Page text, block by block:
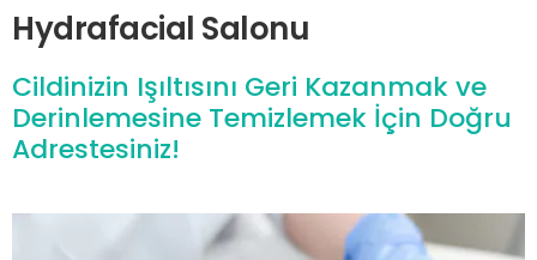
Hydrafacial Salonu
Cildinizin Işıltısını Geri Kazanmak ve
Derinlemesine Temizlemek İçin Doğru
Adrestesiniz!